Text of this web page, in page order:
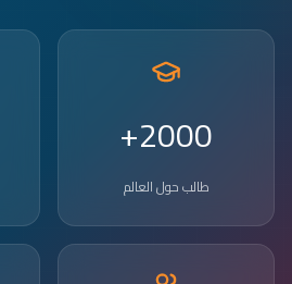
2000+
طالب حول العالم